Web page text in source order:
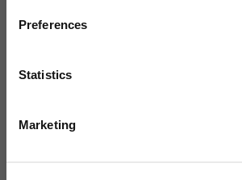
Preferences
Statistics
Marketing
specially adapted